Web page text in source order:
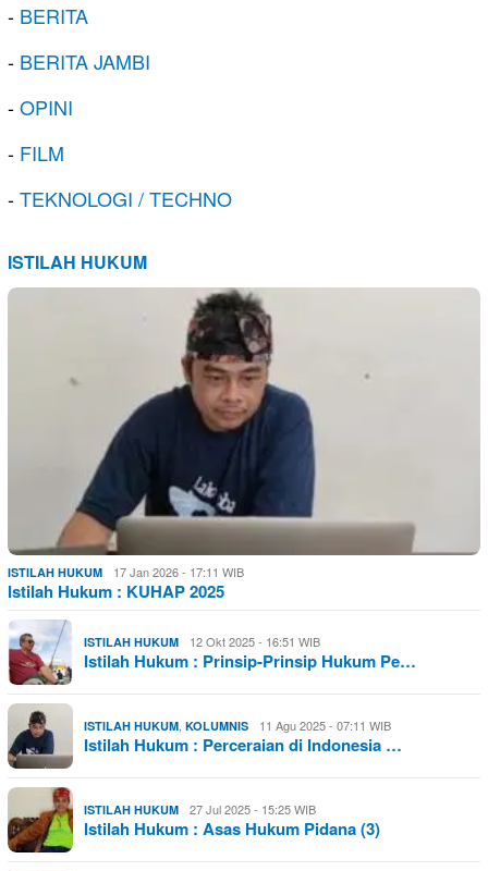
- BERITA
- BERITA JAMBI
-OPINI
- FILM
-TEKNOLOGI / TECHNO
ISTILAH HUKUM
ISTILAH HUKUM 17 Jan 2026 - 17:11 WIB
Istilah Hukum : KUHAP 2025
ISTILAH HUKUM 12 Okt 2025 - 16:51 WIB
Istilah Hukum : Prinsip-Prinsip Hukum Pe…
ISTILAH HUKUM KOLUMNIS 11 Agu 2025 - 07:11 WIB
Istilah Hukum : Perceraian di Indonesia …
ISTILAH HUKUM 27 Jul 2025 - 15:25 WIB
Istilah Hukum : Asas Hukum Pidana (3)